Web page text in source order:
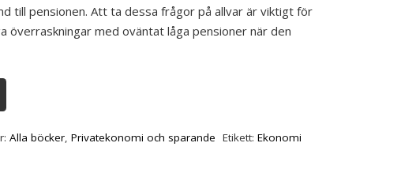
till pensionen. Att ta dessa frågor på allvar är viktigt för
överraskningar med oväntat låga pensioner när den
Alla böcker,Privatekonomi och sparande Etikett: Ekonomi